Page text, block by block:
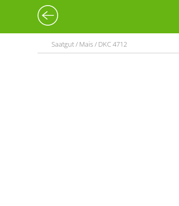
Saatgut / Mais / DKC 4712